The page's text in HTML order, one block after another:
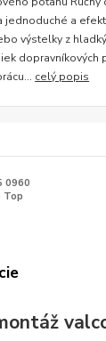
jednoduché a
výstelky z
dopravníkových
celý popis
0960
Top